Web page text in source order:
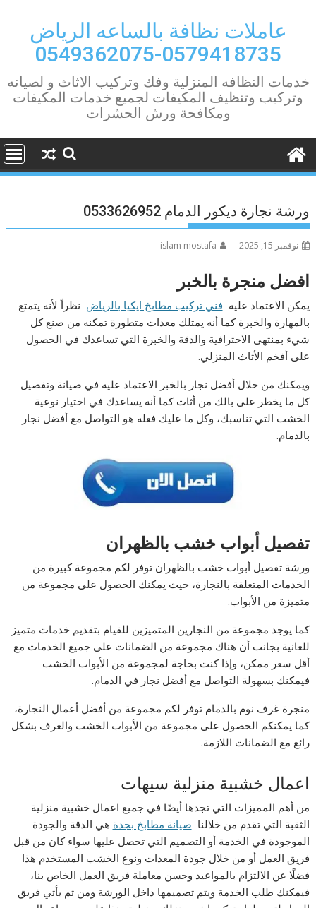
contentعاملات نظافة بالساعه الرياض
0579418735-0549362075
خدمات النظافه المنزلية وفك وتركيب الاثاث و لصيانه
وتركيب وتنظيف المكيفات لجميع خدمات المكيفات
ومكافحة ورش الحشرات
ورشة نجارة ديكور الدمام 0533626952
نوفمبر 15, 2025 islam mostafa
افضل منجرة بالخبر
يمكن الاعتماد عليه فني تركيب مطابخ ايكيا بالرياض نظراً لأنه يتمتع
بالمهارة والخبرة كما أنه يمتلك معدات متطورة تمكنه من صنع كل
شيء بمنتهى الاحترافية والدقة والخبرة التي تساعدك في الحصول
على أفخم الأثاث المنزلي.
ويمكنك من خلال أفضل نجار بالخبر الاعتماد عليه في صيانة وتفصيل
كل ما يخطر على بالك من أثاث كما أنه يساعدك في اختيار نوعية
الخشب التي تناسبك، وكل ما عليك فعله هو التواصل مع أفضل نجار
بالدمام.
تفصيل أبواب خشب بالظهران
ورشة تفصيل أبواب خشب بالظهران توفر لكم مجموعة كبيرة من
الخدمات المتعلقة بالنجارة، حيث يمكنك الحصول على مجموعة من
متميزة من الأبواب.
كما يوجد مجموعة من النجارين المتميزين للقيام بتقديم خدمات متميز
للغانية بجانب أن هناك مجموعة من الضمانات على جميع الخدمات مع
أقل سعر ممكن، وإذا كنت بحاجة لمجموعة من الأبواب الخشب
فيمكنك بسهولة التواصل مع أفضل نجار في الدمام.
منجرة غرف نوم بالدمام توفر لكم مجموعة من أفضل أعمال النجارة،
كما يمكنكم الحصول على مجموعة من الأبواب الخشب والغرف بشكل
رائع مع الضمانات اللازمة.
اعمال خشبية منزلية سيهات
من أهم المميزات التي تجدها أيضًا في جميع اعمال خشبية منزلية
الثقبة التي تقدم من خلالنا صيانة مطابخ بجدة هي الدقة والجودة
الموجودة في الخدمة أو التصميم التي تحصل عليها سواء كان من قبل
فريق العمل أو من خلال جودة المعدات ونوع الخشب المستخدم هذا
فضلًا عن الالتزام بالمواعيد وحسن معاملة فريق العمل الخاص بنا،
فيمكنك طلب الخدمة ويتم تصميمها داخل الورشة ومن ثم يأتي فريق